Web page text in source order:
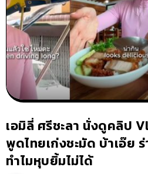
เอมิลี่ ศรีชะลา นั่งดูคลิป
พูดไทยเก่งชะมัด บ้าเอ๊ย ร่
ทำไมหุบยิ้มไม่ได้